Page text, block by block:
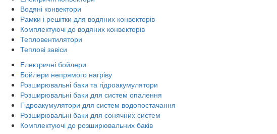
Водяні конвектори
Рамки і решітки для водяних конвекторів
Комплектуючі до водяних конвекторів
Тепловентилятори
Теплові завіси
Електричні бойлери
Бойлери непрямого нагріву
Розширювальні баки та гідроакумулятори
Розширювальні баки для систем опалення
Гідроакумулятори для систем водопостачання
Розширювальні баки для сонячних систем
Комплектуючі до розширювальних баків